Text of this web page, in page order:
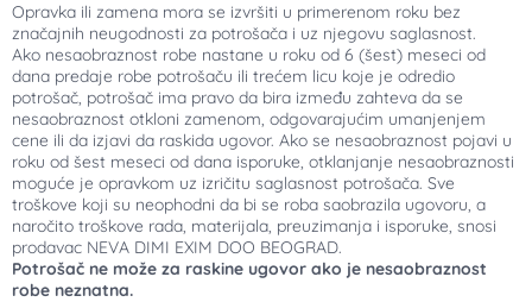
Opravka ili zamena mora se izvršiti u primerenom roku bez
značajnih neugodnosti za potrošača i uz njegovu saglasnost.
Ako nesaobraznost robe nastane u roku od 6 (šest) meseci od
dana predaje robe potrošaču ili trećem licu koje je odredio
potrošač, potrošač ima pravo da bira između zahteva da se
nesaobraznost otkloni zamenom, odgovarajućim umanjenjem
cene ili da izjavi da raskida ugovor. Ako se nesaobraznost pojavi u
roku od šest meseci od dana isporuke, otklanjanje nesaobraznosti
moguće je opravkom uz izričitu saglasnost potrošača. Sve
troškove koji su neophodni da bi se roba saobrazila ugovoru, a
naročito troškove rada, materijala, preuzimanja i isporuke, snosi
prodavac NEVA DIMI EXIM DOO BEOGRAD.
Potrošač ne može za raskine ugovor ako je nesaobraznost
robe neznatna.